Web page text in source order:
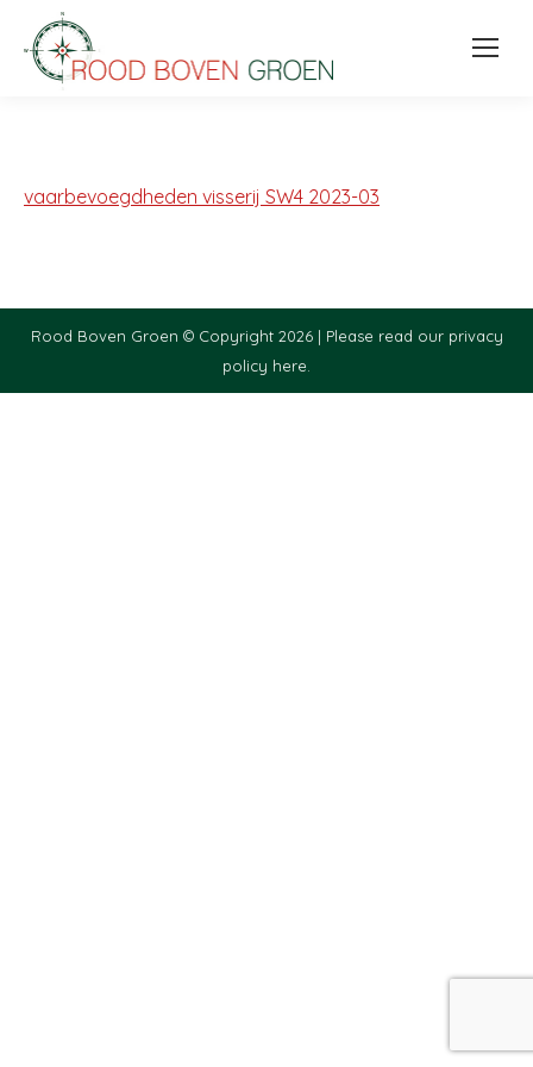
vaarbevoegdheden visserij SW4 2023-03
Rood Boven Groen © Copyright 2026 | Please read our privacy
policy here.